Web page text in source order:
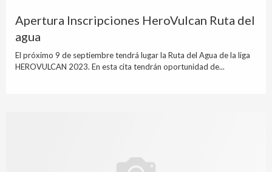
Apertura Inscripciones HeroVulcan Ruta del
agua
El próximo 9 de septiembre tendrá lugar la Ruta del Agua de la liga
HEROVULCAN 2023. En esta cita tendrán oportunidad de...